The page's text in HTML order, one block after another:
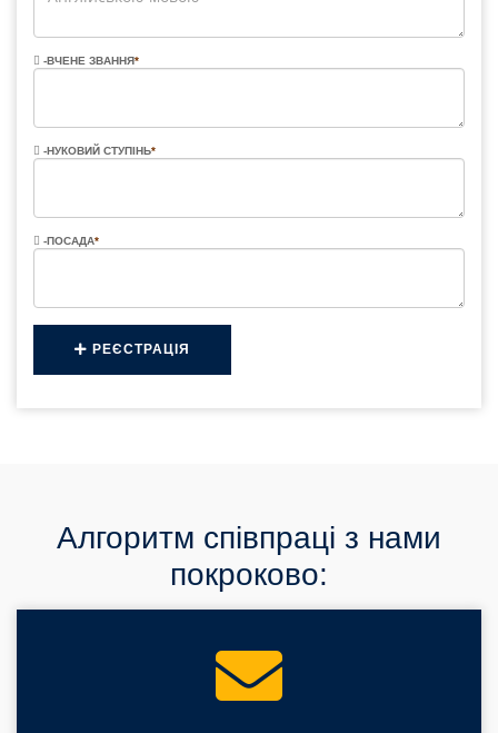
-ВЧЕНЕ ЗВАННЯ*
-НУКОВИЙ СТУПІНЬ*
-ПОСАДА*
РЕЄСТРАЦІЯ
Алгоритм співпраці з нами
покроково: